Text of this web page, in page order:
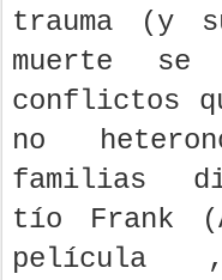
trauma (y
muerte
conflictos
no
familias
tío Frank